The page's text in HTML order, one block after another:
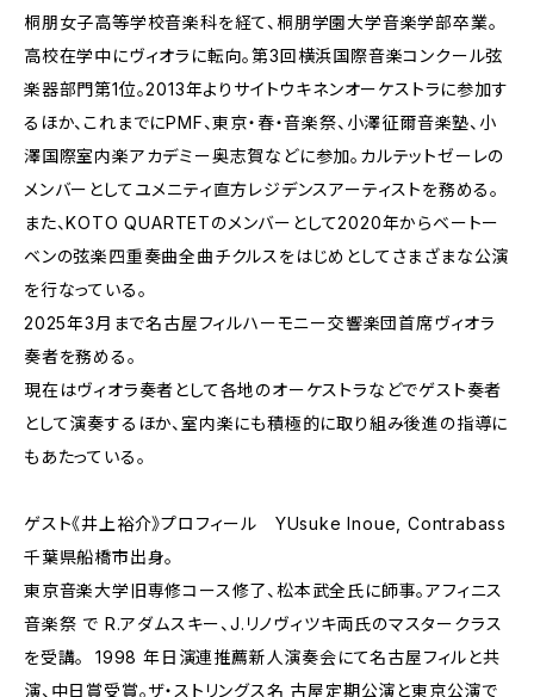
桐朋女子高等学校音楽科を経て、桐朋学園大学音楽学部卒業。
高校在学中にヴィオラに転向。第3回横浜国際音楽コンクール弦
楽器部門第1位。2013年よりサイトウキネンオーケストラに参加す
るほか、これまでにPMF、東京・春・音楽祭、小澤征爾音楽塾、小
澤国際室内楽アカデミー奥志賀などに参加。カルテットゼーレの
メンバーとしてユメニティ直方レジデンスアーティストを務める。
また、KOTO QUARTETのメンバーとして2020年からベートー
ベンの弦楽四重奏曲全曲チクルスをはじめとしてさまざまな公演
を行なっている。
2025年3月まで名古屋フィルハーモニー交響楽団首席ヴィオラ
奏者を務める。
現在はヴィオラ奏者として各地のオーケストラなどでゲスト奏者
として演奏するほか、室内楽にも積極的に取り組み後進の指導に
もあたっている。
ゲスト《井上裕介》プロフィール YUsuke Inoue, Contrabass
千葉県船橋市出身。
東京音楽大学旧専修コース修了、松本武全氏に師事。アフィニス
音楽祭 で R.アダムスキー、J.リノヴィツキ両氏のマスタークラス
を受講。 1998 年日演連推薦新人演奏会にて名古屋フィルと共
演、中日賞受賞。ザ・ストリングス名 古屋定期公演と東京公演で